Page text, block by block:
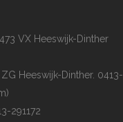
VX Heeswijk-Dinther
Heeswijk-Dinther. 0413-
291172